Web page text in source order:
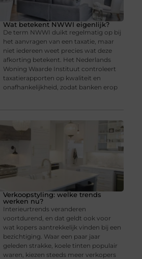
Wat betekent NWWI eigenlijk?
De term NWWI duikt regelmatig op bij
het aanvragen van een taxatie, maar
niet iedereen weet precies wat deze
afkorting betekent. Het Nederlands
Woning Waarde Instituut controleert
taxatierapporten op kwaliteit en
onafhankelijkheid, zodat banken erop
Verkoopstyling: welke trends
werken nu?
Interieurtrends veranderen
voortdurend, en dat geldt ook voor
wat kopers aantrekkelijk vinden bij een
bezichtiging. Waar een paar jaar
geleden strakke, koele tinten populair
waren, kiezen steeds meer verkopers